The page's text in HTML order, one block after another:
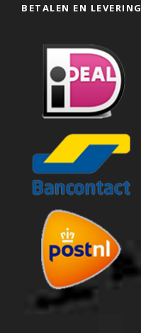
BETALEN EN LEVERING